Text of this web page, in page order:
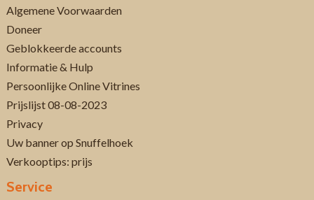
Algemene Voorwaarden
Doneer
Geblokkeerde accounts
Informatie & Hulp
Persoonlijke Online Vitrines
Prijslijst 08-08-2023
Privacy
Uw banner op Snuffelhoek
Verkooptips: prijs
Service